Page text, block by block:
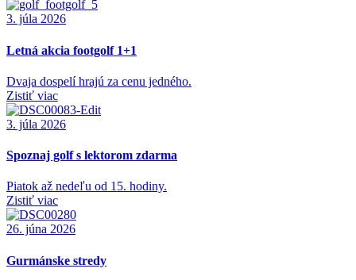
3. júla 2026
Letná akcia footgolf 1+1
Dvaja dospelí hrajú za cenu jedného.
Zistiť viac
3. júla 2026
Spoznaj golf s lektorom zdarma
Piatok až nedeľu od 15. hodiny.
Zistiť viac
26. júna 2026
Gurmánske stredy